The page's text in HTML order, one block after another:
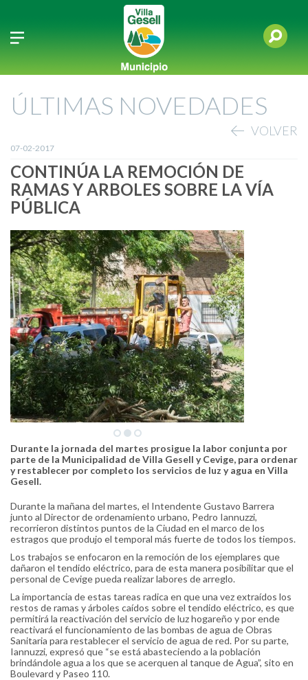
ÚLTIMAS NOVEDADES
VOLVER
07-02-2017
CONTINÚA LA REMOCIÓN DE
RAMAS Y ARBOLES SOBRE LA VÍA
PÚBLICA
Durante la jornada del martes prosigue la labor conjunta por
parte de la Municipalidad de Villa Gesell y Cevige, para ordenar
y restablecer por completo los servicios de luz y agua en Villa
Gesell.
Durante la mañana del martes, el Intendente Gustavo Barrera
junto al Director de ordenamiento urbano, Pedro Iannuzzi,
recorrieron distintos puntos de la Ciudad en el marco de los
estragos que produjo el temporal más fuerte de todos los tiempos.
Los trabajos se enfocaron en la remoción de los ejemplares que
dañaron el tendido eléctrico, para de esta manera posibilitar que el
personal de Cevige pueda realizar labores de arreglo.
La importancia de estas tareas radica en que una vez extraídos los
restos de ramas y árboles caídos sobre el tendido eléctrico, es que
permitirá la reactivación del servicio de luz hogareño y por ende
reactivará el funcionamiento de las bombas de agua de Obras
Sanitaria para restablecer el servicio de agua de red. Por su parte,
Iannuzzi, expresó que “se está abasteciendo a la población
brindándole agua a los que se acerquen al tanque de Agua”, sito en
Boulevard y Paseo 110.